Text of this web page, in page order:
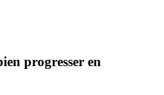
progresser en